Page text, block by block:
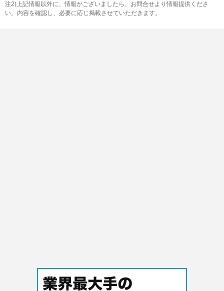
注2)上記情報以外に、情報がございましたら、お問合せより情報提供くださ
い。内容を確認し、必要に応じ掲載させていただきます。